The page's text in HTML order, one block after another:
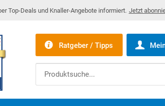
Top-Deals und Knaller-Angebote informiert. Jetzt
Ratgeber / Tipps